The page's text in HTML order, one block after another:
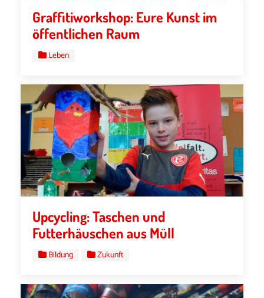
Graffitiworkshop: Eure Kunst im
öffentlichen Raum
Leben
Upcycling: Taschen und
Futterhäuschen aus Müll
Bildung Zukunft